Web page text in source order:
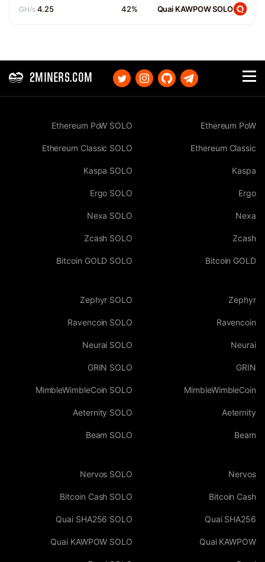
Quai KAWPOW SOLO
42%
4.25
GH/s
2MINERS.COM
Ethereum PoW
Ethereum Classic
Kaspa
Ergo
Nexa
Zcash
Bitcoin GOLD
Ethereum PoW SOLO
Ethereum Classic SOLO
Kaspa SOLO
Ergo SOLO
Nexa SOLO
Zcash SOLO
Bitcoin GOLD SOLO
Zephyr
Ravencoin
Neurai
GRIN
MimbleWimbleCoin
Aeternity
Beam
Zephyr SOLO
Ravencoin SOLO
Neurai SOLO
GRIN SOLO
MimbleWimbleCoin SOLO
Aeternity SOLO
Beam SOLO
Nervos
Bitcoin Cash
Quai SHA256
Quai KAWPOW
Nervos SOLO
Bitcoin Cash SOLO
Quai SHA256 SOLO
Quai KAWPOW SOLO